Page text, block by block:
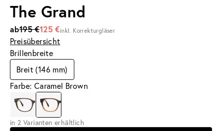
The Grand
ab195 €125 €inkl. Korrekturgläser
Preisübersicht
Brillenbreite
Breit (146 mm)
Farbe: Caramel Brown
in 2 Varianten erhältlich